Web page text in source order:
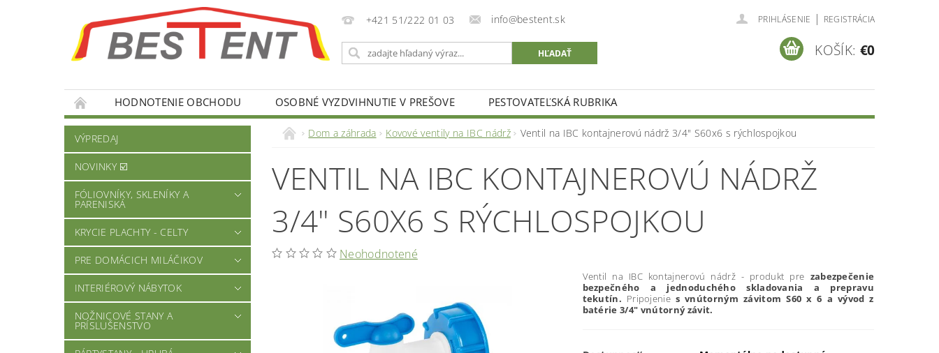
+421 51/222 01 03 info@bestent.sk PRIHLÁSENIE | REGISTRÁCIA
KOŠÍK: €0
HODNOTENIE OBCHODU OSOBNÉ VYZDVIHNUTIE V PREŠOVE PESTOVATEĽSKÁ RUBRIKA
VÝPREDAJ
NOVINKY ☑️
FÓLIOVNÍKY, SKLENÍKY A
PARENISKÁ
KRYCIE PLACHTY - CELTY
PRE DOMÁCICH MILÁČIKOV
INTERIÉROVÝ NÁBYTOK
NOŽNICOVÉ STANY A
PRÍSLUŠENSTVO
Dom a záhrada Kovové ventily na IBC nádrž Ventil na IBC kontajnerovú nádrž 3/4" S60x6 s rýchlospojkou
VENTIL NA IBC KONTAJNEROVÚ NÁDRŽ
3/4" S60X6 S RÝCHLOSPOJKOU
Neohodnotené
Ventil na IBC kontajnerovú nádrž - produkt pre zabezpečenie
bezpečného a jednoduchého skladovania a prepravu
tekutín. Pripojenie s vnútorným závitom S60 x 6 a vývod z
batérie 3/4" vnútorný závit.